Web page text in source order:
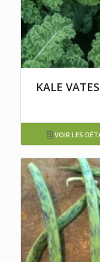
KALE
VOIR LES